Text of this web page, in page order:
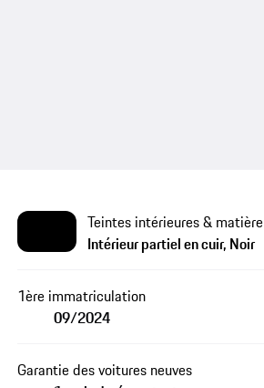
Teintes intérieures & matière
Intérieur partiel en cuir, Noir
1ère immatriculation
09/2024
Garantie des voitures neuves